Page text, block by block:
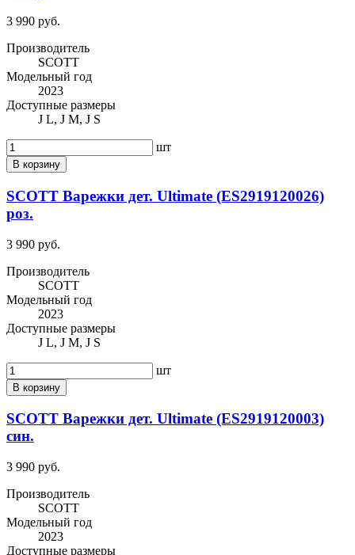
3 990 руб.
Производитель
SCOTT
Модельный год
2023
Доступные размеры
J L, J M, J S
шт
В корзину
SCOTT Варежки дет. Ultimate (ES2919120026)
роз.
3 990 руб.
Производитель
SCOTT
Модельный год
2023
Доступные размеры
J L, J M, J S
шт
В корзину
SCOTT Варежки дет. Ultimate (ES2919120003)
син.
3 990 руб.
Производитель
SCOTT
Модельный год
2023
Доступные размеры